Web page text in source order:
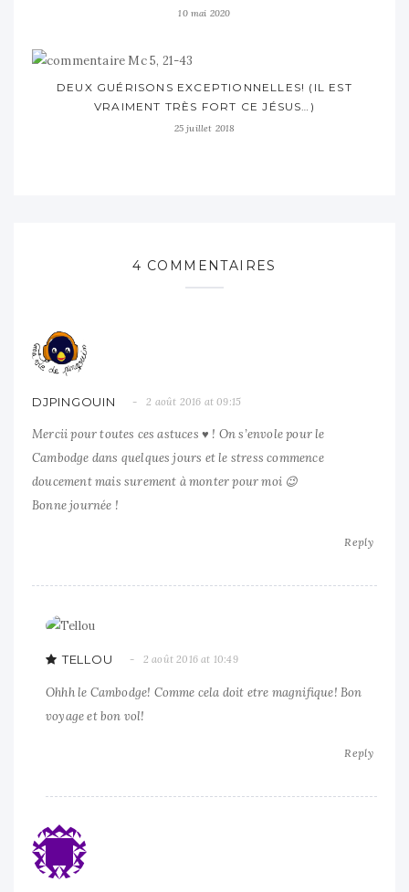
10 mai 2020
DEUX GUÉRISONS EXCEPTIONNELLES! (IL EST
VRAIMENT TRÈS FORT CE JÉSUS…)
25 juillet 2018
4 COMMENTAIRES
DJPINGOUIN 2 août 2016 at 09:15
Mercii pour toutes ces astuces ♥ ! On s’envole pour le
Cambodge dans quelques jours et le stress commence
doucement mais surement à monter pour moi 😉
Bonne journée !
Reply
TELLOU 2 août 2016 at 10:49
Ohhh le Cambodge! Comme cela doit etre magnifique! Bon
voyage et bon vol!
Reply